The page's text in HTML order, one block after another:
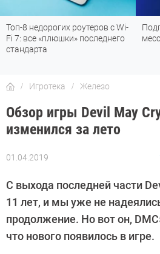
Подпишись на наш канал в
мессенджере МАХ
Игротека Железо
Обзор игры Devil May
изменился за лето
01.04.2019
Автор:
Дмитриева
С выхода последней части
11 лет, и мы уже не
продолжение. Но вот он,
что нового появилось в игре.